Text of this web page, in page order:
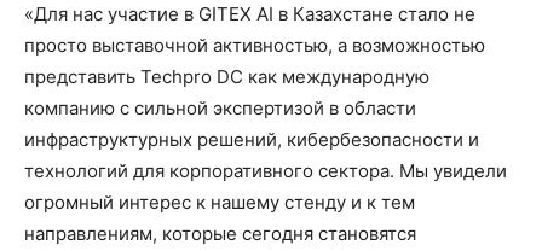
«Для нас участие в GITEX AI в Казахстане стало не
просто выставочной активностью, а возможностью
представить Techpro DC как международную
компанию с сильной экспертизой в области
инфраструктурных решений, кибербезопасности и
технологий для корпоративного сектора. Мы увидели
огромный интерес к нашему стенду и к тем
направлениям, которые сегодня становятся